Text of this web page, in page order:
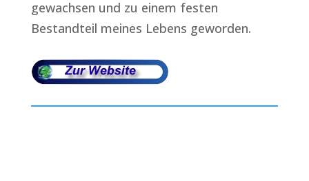
gewachsen und zu einem festen
Bestandteil meines Lebens geworden.